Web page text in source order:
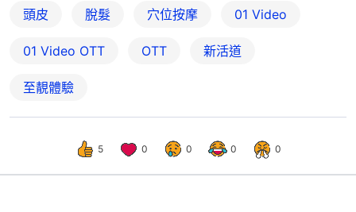
頭皮 脫髮 穴位按摩 01 Video
01‌ ‌Video‌ ‌OTT OTT 新活道
至靚體驗
5 0 0 0 0